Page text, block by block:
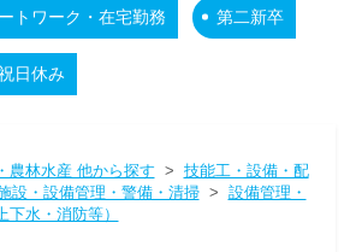
トワーク・在宅勤務 第二新卒
日休み
農林水産 他から探す > 技能工・設備・配
設・設備管理・警備・清掃> 設備管理・
水・消防等）